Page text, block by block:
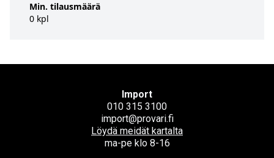
Min. tilausmäärä
0 kpl
Import
010 315 3100
import@provari.fi
Löydä meidät kartalta
ma-pe klo 8-16